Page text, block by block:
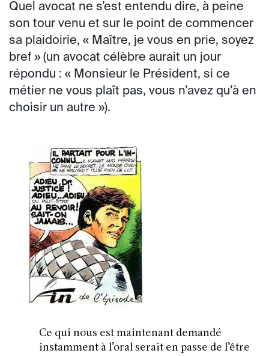
Quel avocat ne s’est entendu dire, à peine
son tour venu et sur le point de commencer
sa plaidoirie, « Maître, je vous en prie, soyez
bref » (un avocat célèbre aurait un jour
répondu : « Monsieur le Président, si ce
métier ne vous plaît pas, vous n’avez qu’à en
choisir un autre »).
Ce qui nous est maintenant demandé
instamment à l’oral serait en passe de l’être